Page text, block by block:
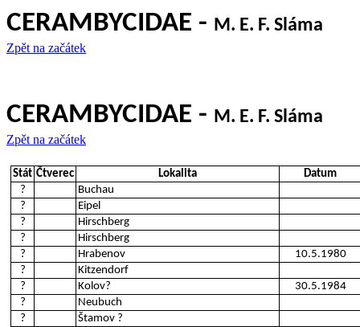
CERAMBYCIDAE - M. E. F. Sláma
Zpět na začátek
CERAMBYCIDAE - M. E. F. Sláma
Zpět na začátek
Stát Čtverec Lokalita
Datum
?
Buchau
?
Eipel
?
Hirschberg
?
Hirschberg
?
Hrabenov
10.5.1980
?
Kitzendorf
?
Kolov?
30.5.1984
?
Neubuch
?
Štamov ?